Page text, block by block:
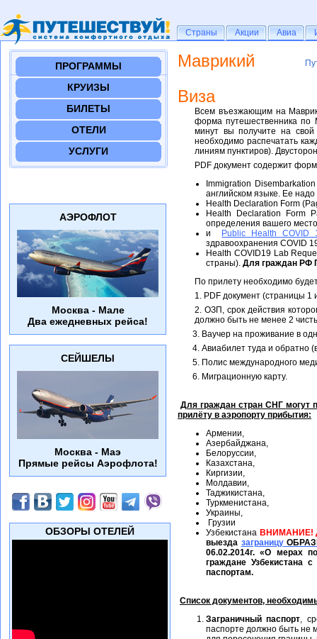
Маврикий
Виза
Всем въезжающим на
форма путешественника
минут вы получите на
необходимо распечатать
линиям пунктиров).
PDF документ содержит
Immigration
английском языке. Ее
Health Declaration Form
Health Declaration
определения вашего
и
Public Health COVID
здравоохранения COVID
Health COVID19 Lab
страны). Для граждан РФ
По прилету необходимо
1. PDF документ (страницы 1
2. ОЗП, срок действия
должно быть не менее 2
3. Ваучер на проживание в
4. Авиабилет туда и обратно
5. Полис международного
6. Миграционную карту.
Для граждан стран СНГ могут
прилёту в аэропорту прибытия:
Армении,
Азербайджана,
Белоруссии,
Казахстана,
Киргизии,
Молдавии,
Таджикистана,
Туркменистана,
Украины,
Грузии
Узбекистана ВНИМАНИЕ!
выезда заграницу
06.02.2014г. «О мерах
граждане Узбекистана
паспортам.
Список документов,
Заграничный паспорт,
паспорте должно быть не
ПРОГРАММЫ
КРУИЗЫ
БИЛЕТЫ
ОТЕЛИ
УСЛУГИ
АЭРОФЛОТ
Москва - Мале
Два ежедневных рейса!
СЕЙШЕЛЫ
Москва - Маэ
Прямые рейсы Аэрофлота!
ОБЗОРЫ ОТЕЛЕЙ
Страны
Страны Акции
Акции Авиа
Авиа